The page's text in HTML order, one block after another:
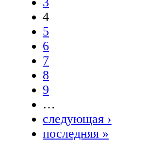
4
5
6
7
8
9
…
следующая ›
последняя »